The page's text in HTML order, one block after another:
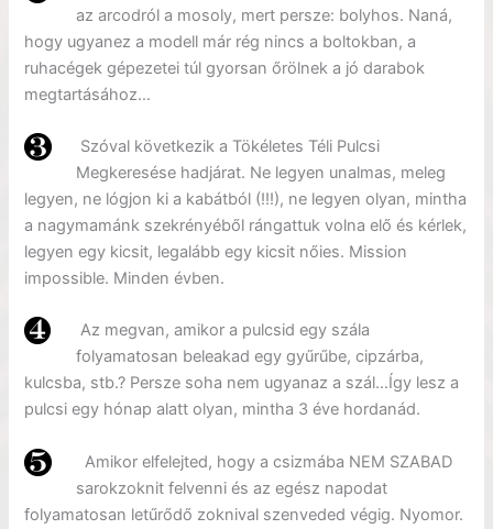
az arcodról a mosoly, mert persze: bolyhos. Naná,
hogy ugyanez a modell már rég nincs a boltokban, a
ruhacégek gépezetei túl gyorsan őrölnek a jó darabok
megtartásához…
Szóval következik a Tökéletes Téli Pulcsi
Megkeresése hadjárat. Ne legyen unalmas, meleg
legyen, ne lógjon ki a kabátból (!!!), ne legyen olyan, mintha
a nagymamánk szekrényéből rángattuk volna elő és kérlek,
legyen egy kicsit, legalább egy kicsit nőies. Mission
impossible. Minden évben.
Az megvan, amikor a pulcsid egy szála
folyamatosan beleakad egy gyűrűbe, cipzárba,
kulcsba, stb.? Persze soha nem ugyanaz a szál…Így lesz a
pulcsi egy hónap alatt olyan, mintha 3 éve hordanád.
Amikor elfelejted, hogy a csizmába NEM SZABAD
sarokzoknit felvenni és az egész napodat
folyamatosan letűrődő zoknival szenveded végig. Nyomor.